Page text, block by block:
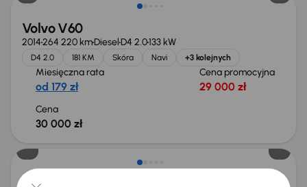
Volvo V60
2014264 220 kmDiesel D4 2.0133 kW
D4 2.0 181 KM Skóra Navi +3 kolejnych
Miesięczna rata
od 179 zł
Cena promocyjna
29 000 zł
Cena
30 000 zł